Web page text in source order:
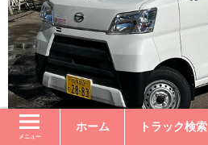
メニュー
ホーム トラック検索